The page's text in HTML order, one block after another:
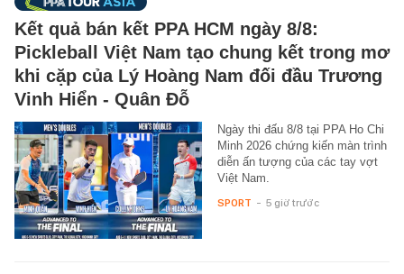
Kết quả bán kết PPA HCM ngày 8/8:
Pickleball Việt Nam tạo chung kết trong mơ
khi cặp của Lý Hoàng Nam đối đầu Trương
Vinh Hiển - Quân Đỗ
Ngày thi đấu 8/8 tại PPA Ho Chi
Minh 2026 chứng kiến màn trình
diễn ấn tượng của các tay vợt
Việt Nam.
SPORT - 5 giờ trước